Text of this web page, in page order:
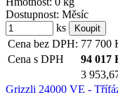
Dostupnost: Měsíc
ks
Cena bez DPH: 77 700
Cena s DPH
94 017
3
Grizzli 24000 VE -